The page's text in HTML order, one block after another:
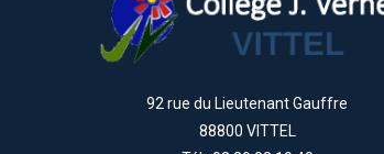
92 rue du Lieutenant Gauffre
88800 VITTEL